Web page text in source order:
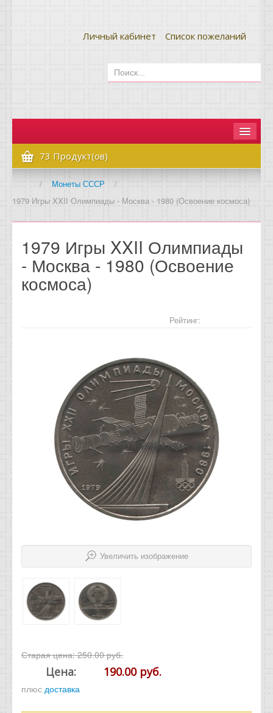
Личный кабинет Список пожеланий
Главная
Как сделать заказ
Оплата и доставка
Вопрос-ответ
Отзывы
73 Продукт(ов)
/ Монеты СССР
/
1979 Игры XXII Олимпиады - Москва - 1980 (Освоение космоса)
1979 Игры XXII Олимпиады
- Москва - 1980 (Освоение
космоса)
Рейтинг:
Увеличить изображение
Старая цена:250.00 руб.
Цена: 190.00 руб.
плюс доставка